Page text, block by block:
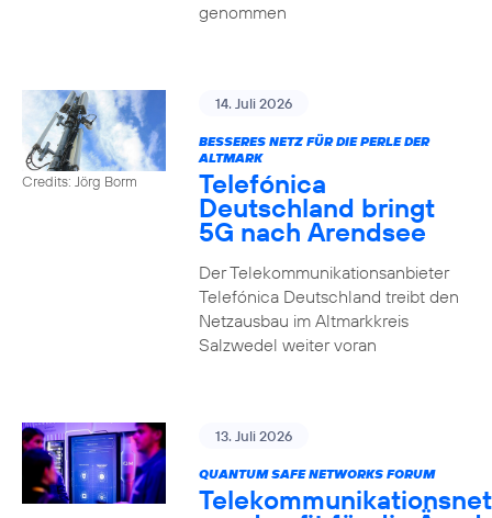
genommen
Credits: Jörg Borm
14. Juli 2026
BESSERES NETZ FÜR DIE PERLE DER
ALTMARK
Telefónica
Deutschland bringt
5G nach Arendsee
Der Telekommunikationsanbieter
Telefónica Deutschland treibt den
Netzausbau im Altmarkkreis
Salzwedel weiter voran
13. Juli 2026
QUANTUM SAFE NETWORKS FORUM